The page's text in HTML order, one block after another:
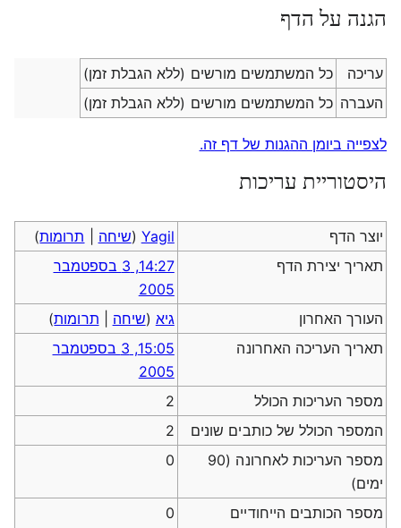
הגנה על הדף
עריכה
כל המשתמשים מורשים (ללא הגבלת זמן)
העברה כל המשתמשים מורשים (ללא הגבלת זמן)
לצפייה ביומן ההגנות של דף זה.
היסטוריית עריכות
יוצר הדף Yagil
(שיחה תרומות)
תאריך יצירת הדף
14:27, 3 בספטמבר
2005
העורך האחרון
גיא (שיחה תרומות)
תאריך העריכה האחרונה
15:05, 3 בספטמבר
2005
מספר העריכות הכולל
2
המספר הכולל של כותבים שונים
2
מספר העריכות לאחרונה (90
ימים)
0
מספר הכותבים הייחודיים
0